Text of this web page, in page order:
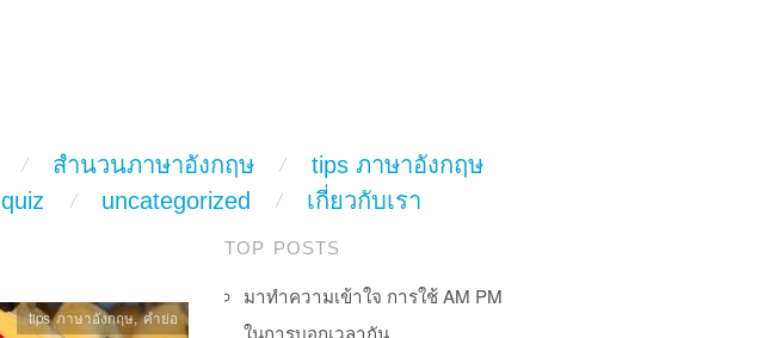
สำนวนภาษาอังกฤษ
tips ภาษาอังกฤษ
quiz uncategorized เกี่ยวกับเรา
tips ภาษาอังกฤษ,คำย่อ
TOP POSTS
มาทำความเข้าใจ การใช้ AM PM
ในการบอกเวลากัน